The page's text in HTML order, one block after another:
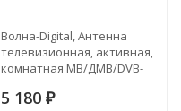
Волна-Digital, Антенна
телевизионная, активная,
комнатная МВ/ДМВ/DVB-
5 180 ₽